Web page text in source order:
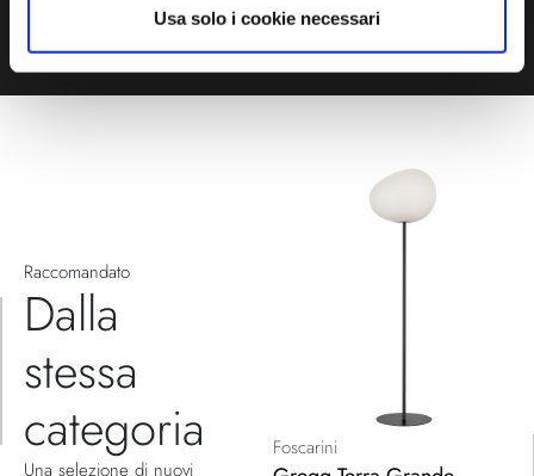
Usa solo i cookie necessari
Raccomandato
Dalla
stessa
categoria
Una selezione di nuovi
Foscarini